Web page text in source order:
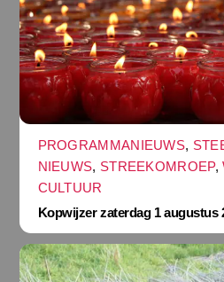
PROGRAMMANIEUWS,
NIEUWS, STREEKOMROEP,
CULTUUR
Kopwijzer zaterdag 1 augustus